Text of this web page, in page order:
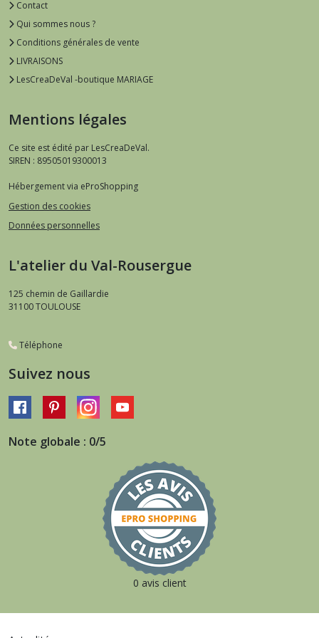
Contact
Qui sommes nous ?
Conditions générales de vente
LIVRAISONS
LesCreaDeVal -boutique MARIAGE
Mentions légales
Ce site est édité par LesCreaDeVal.
SIREN : 89505019300013
Hébergement via eProShopping
Gestion des cookies
Données personnelles
L'atelier du Val-Rousergue
125 chemin de Gaillardie
31100TOULOUSE
Téléphone
Suivez nous
Note globale : 0/5
0 avis client